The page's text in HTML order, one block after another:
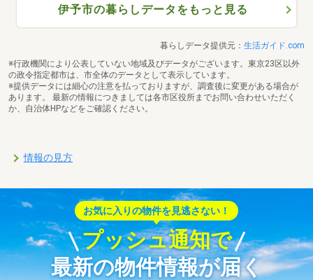
伊予市の暮らしデータをもっと見る
暮らしデータ提供元： 生活ガイド.com
※行政機関により公表していない地域及びデータがございます。東京23区以外
の政令指定都市は、市全体のデータとして表示しています。
※提供データには細心の注意を払っておりますが、調査後に変更がある場合が
あります。 最新の情報につきましては各市区役所までお問い合わせいただく
か、自治体HPなどをご確認ください。
情報の見方
お気に入りの物件を見逃さない！
プッシュ通知で
最新の物件情報が届く